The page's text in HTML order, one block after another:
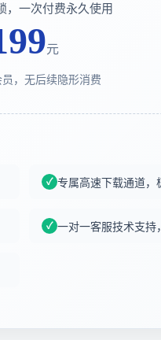
，一次付费永久使用
元
，无后续隐形消费
专属高速下载通道，
一对一客服技术支持